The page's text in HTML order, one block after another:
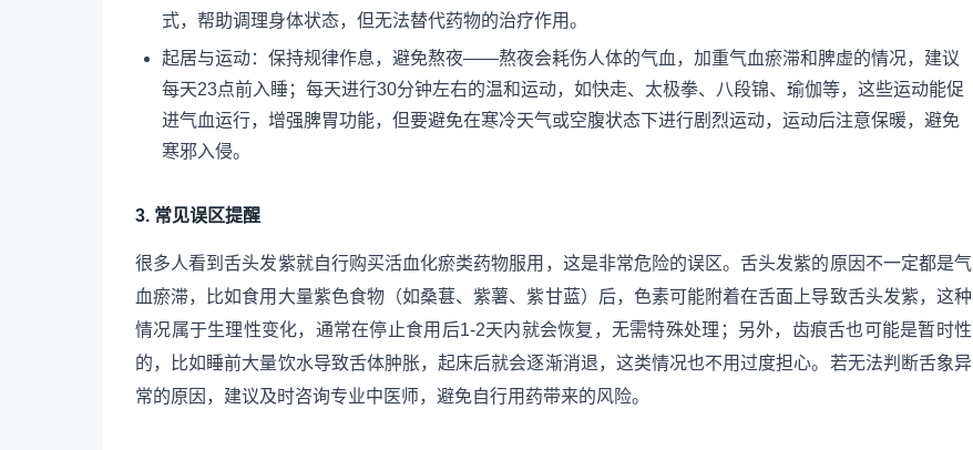
式，帮助调理身体状态，但无法替代药物的治疗作用。
起居与运动：保持规律作息，避免熬夜——熬夜会耗伤人体的气血，加重气血瘀滞和脾虚的情况，建议
每天23点前入睡；每天进行30分钟左右的温和运动，如快走、太极拳、八段锦、瑜伽等，这些运动能促
进气血运行，增强脾胃功能，但要避免在寒冷天气或空腹状态下进行剧烈运动，运动后注意保暖，避免
寒邪入侵。
3. 常见误区提醒
很多人看到舌头发紫就自行购买活血化瘀类药物服用，这是非常危险的误区。舌头发紫的原因不一定都是气
血瘀滞，比如食用大量紫色食物（如桑葚、紫薯、紫甘蓝）后，色素可能附着在舌面上导致舌头发紫，这种
情况属于生理性变化，通常在停止食用后1-2天内就会恢复，无需特殊处理；另外，齿痕舌也可能是暂时性
的，比如睡前大量饮水导致舌体肿胀，起床后就会逐渐消退，这类情况也不用过度担心。若无法判断舌象异
常的原因，建议及时咨询专业中医师，避免自行用药带来的风险。